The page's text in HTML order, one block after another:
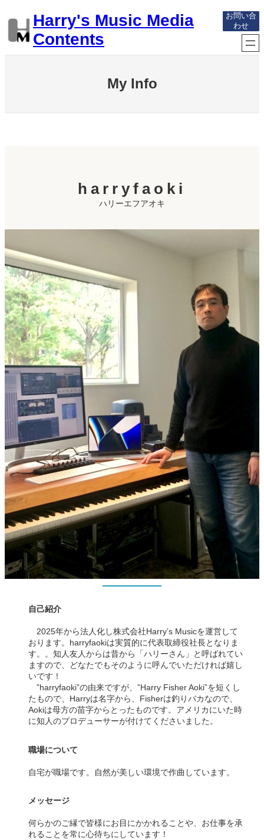
容
ス
キ
Harry's Music Media
Contents
お問い合
わせ
My Info
harryfaoki
ハリーエフアオキ
自己紹介
2025年から法人化し株式会社Harry’s Musicを運営して
おります。harryfaokiは実質的に代表取締役社長となりま
す。。知人友人からは昔から「ハリーさん」と呼ばれてい
ますので、どなたでもそのように呼んでいただければ嬉し
いです！
”harryfaoki”の由来ですが、”Harry Fisher Aoki”を短くし
たもので、Harryは名字から、Fisherは釣りバカなので、
Aokiは母方の苗字からとったものです。アメリカにいた時
に知人のプロデューサーが付けてくださいました。
職場について
自宅が職場です。自然が美しい環境で作曲しています。
メッセージ
何らかのご縁で皆様にお目にかかれることや、お仕事を承
れることを常に心待ちにしています！